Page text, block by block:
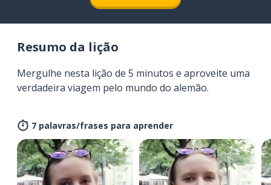
Resumo da lição
Mergulhe nesta lição de 5 minutos e aproveite uma
verdadeira viagem pelo mundo do alemão.
7 palavras/frases para aprender